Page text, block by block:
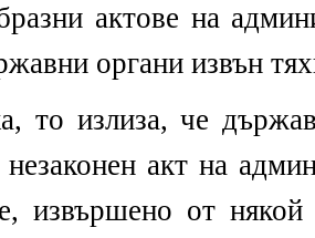
актове на
органи извън
то излиза, че
акт на
извършено от